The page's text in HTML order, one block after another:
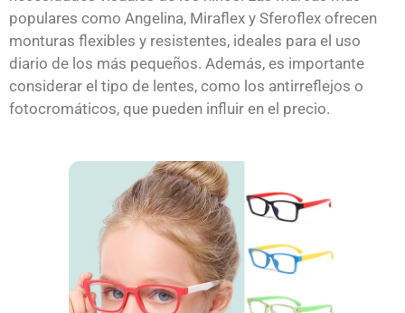
populares como Angelina, Miraflex y Sferoflex ofrecen
monturas flexibles y resistentes, ideales para el uso
diario de los más pequeños. Además, es importante
considerar el tipo de lentes, como los antirreflejos o
fotocromáticos, que pueden influir en el precio.